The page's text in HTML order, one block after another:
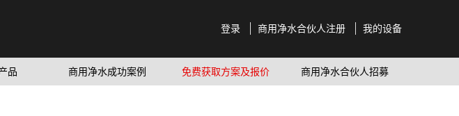
登录 商用净水合伙人注册 我的设备
品 商用净水成功案例 免费获取方案及报价 商用净水合伙人招募